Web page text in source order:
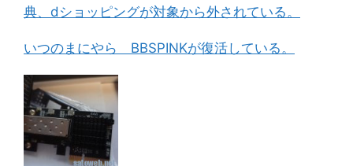
典、dショッピングが対象から外されている。
いつのまにやら BBSPINKが復活している。